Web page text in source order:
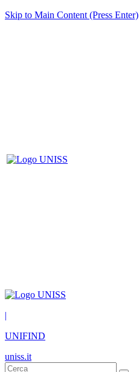
Skip to Main Content (Press Enter)
|
UNIFIND
uniss.it